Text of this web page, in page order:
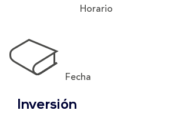
Horario
Fecha
Inversión